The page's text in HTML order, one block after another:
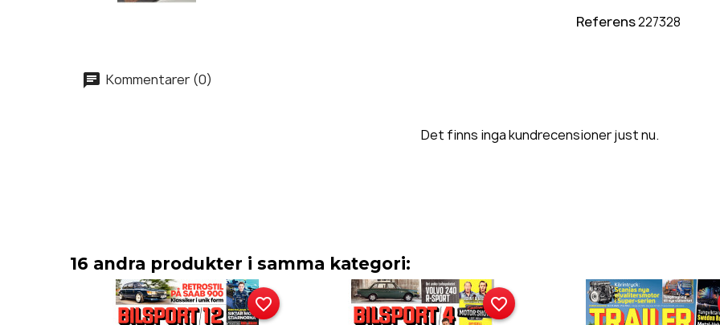
Referens227328
Kommentarer (0)
Det finns inga kundrecensioner just nu.
16 andra produkter i samma kategori:
favorite_border favorite_border